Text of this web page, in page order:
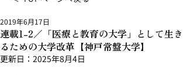
連載1-2／「医療と教育の大学」として生き
るための大学改革【神戸常盤大学】
2019年6月17日
更新日： 2025年8月4日